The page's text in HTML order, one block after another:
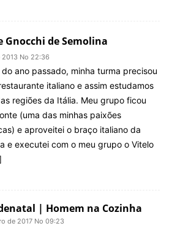
Gnocchi de Semolina
No 22:36
ano passado, minha turma precisou
italiano e assim estudamos
regiões da Itália. Meu grupo ficou
(uma das minhas paixões
e aproveitei o braço italiano da
e executei com o meu grupo o Vitelo
| Homem na Cozinha
de 2017 No 09:23